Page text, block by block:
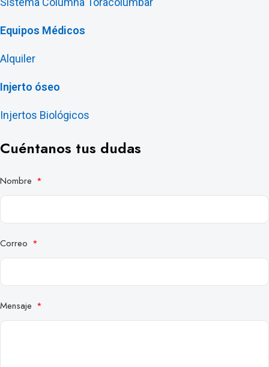
Equipos Médicos
Alquiler
Injerto óseo
Injertos Biológicos
Cuéntanos tus dudas
Nombre
Correo
Mensaje